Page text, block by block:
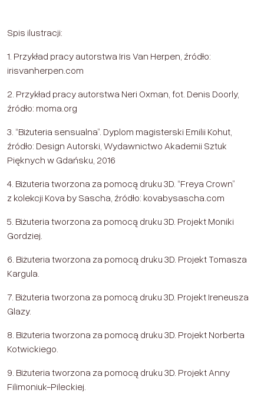
Spis ilustracji:
1. Przykład pracy autorstwa Iris Van Herpen, źródło:
irisvanherpen.com
2. Przykład pracy autorstwa Neri Oxman, fot. Denis Doorly,
źródło: moma.org
3. “Biżuteria sensualna”. Dyplom magisterski Emilii Kohut,
źródło: Design Autorski, Wydawnictwo Akademii Sztuk
Pięknych w Gdańsku, 2016
4. Biżuteria tworzona za pomocą druku 3D. “Freya Crown”
z kolekcji Kova by Sascha, źródło: kovabysascha.com
5. Biżuteria tworzona za pomocą druku 3D. Projekt Moniki
Gordziej.
6. Biżuteria tworzona za pomocą druku 3D. Projekt Tomasza
Kargula.
7. Biżuteria tworzona za pomocą druku 3D. Projekt Ireneusza
Glazy.
8. Biżuteria tworzona za pomocą druku 3D. Projekt Norberta
Kotwickiego.
9. Biżuteria tworzona za pomocą druku 3D. Projekt Anny
Filimoniuk-Pileckiej.